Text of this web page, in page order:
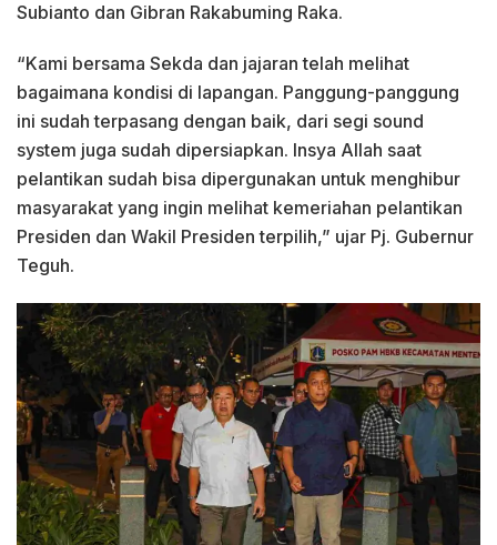
Subianto dan Gibran Rakabuming Raka.
“Kami bersama Sekda dan jajaran telah melihat
bagaimana kondisi di lapangan. Panggung-panggung
ini sudah terpasang dengan baik, dari segi sound
system juga sudah dipersiapkan. Insya Allah saat
pelantikan sudah bisa dipergunakan untuk menghibur
masyarakat yang ingin melihat kemeriahan pelantikan
Presiden dan Wakil Presiden terpilih,” ujar Pj. Gubernur
Teguh.